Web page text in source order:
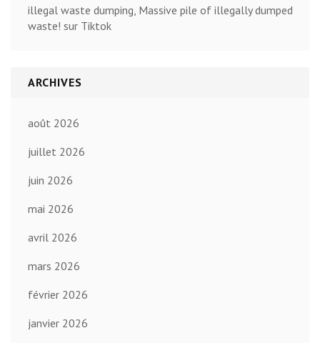
illegal waste dumping, Massive pile of illegally dumped
waste! sur Tiktok
ARCHIVES
août 2026
juillet 2026
juin 2026
mai 2026
avril 2026
mars 2026
février 2026
janvier 2026